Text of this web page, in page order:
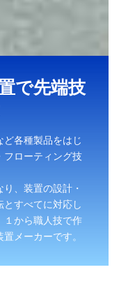
で先端技
各種製品をはじ
フローティング技
、装置の設計・
すべてに対応し
１から職人技で作
メーカーです。